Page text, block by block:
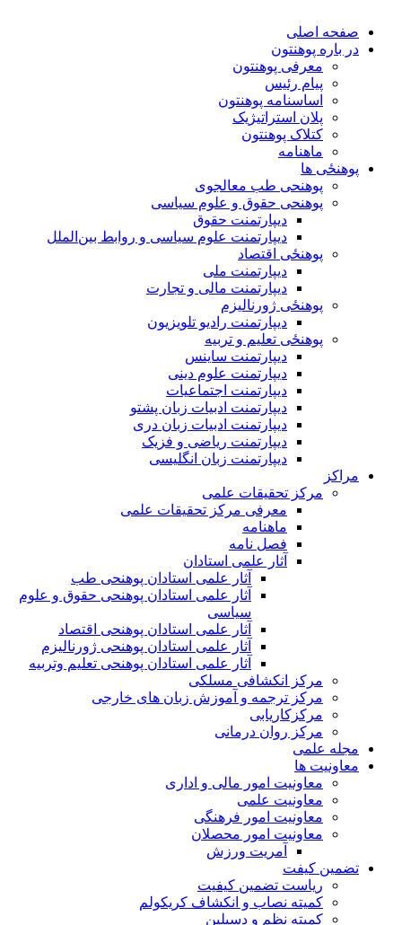
صفحه اصلی
در باره پوهنتون
معرفی پوهنتون
پیام رئیس
اساسنامه پوهنتون
پلان استراتیژیک
کتلاک پوهنتون
ماهنامه
پوهنځی ها
پوهنحی طب معالجوی
پوهنحی حقوق و علوم سیاسی
دیپارتمنت حقوق
دیپارتمنت علوم سیاسی و روابط بین‌الملل
پوهنځی اقتصاد
دیپارتمنت ملی
دیپارتمنت مالی و تجارت
پوهنځی ژورنالیزم
دیپارتمنت رادیو تلویزیون
پوهنځی تعلیم و تربیه
دیپارتمنت ساینس
دیپارتمنت علوم دینی
دیپارتمنت اجتماعیات
دیپارتمنت ادبیات زبان پشتو
دیپارتمنت ادبیات زبان دری
دیپارتمنت ریاضی و فزیک
دیپارتمنت زبان انگلیسی
مراکز
مرکز تحقیقات علمی
معرفی مرکز تحقیقات علمی
ماهنامه
فصل نامه
آثار علمی استادان
آثار علمی استادان پوهنحی طب
آثار علمی استادان پوهنحی حقوق و علوم
سیاسی
آثار علمی استادان پوهنحی اقتصاد
آثار علمی استادان پوهنحی ژورنالیزم
آثار علمی استادان پوهنحی تعلیم وتربیه
مرکز انکشافی مسلکی
مرکز ترجمه و آموزش زبان های خارجی
مرکزکاریابی
مرکز روان درمانی
مجله علمی
معاونیت ها
معاونیت امور مالی و اداری
معاونیت علمی
معاونیت امور فرهنگی
معاونیت امور محصلان
آمریت ورزش
تضمین کیفت
ریاست تضمین کیفیت
کمیته نصاب و انکشاف کریکولم
کمیته نظم و دسپلین